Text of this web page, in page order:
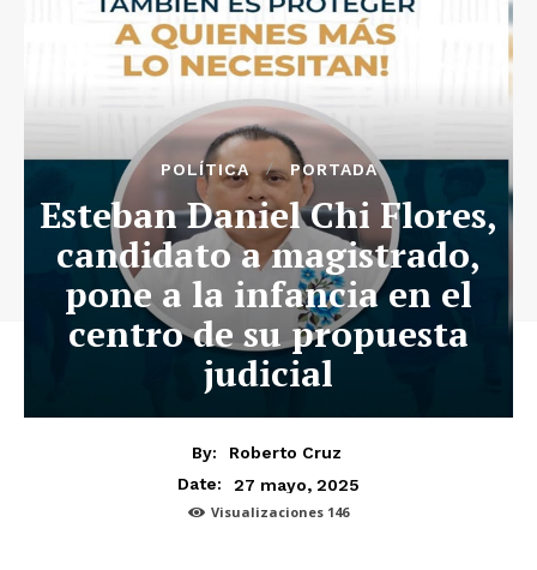
POLÍTICA PORTADA
Esteban Daniel Chi Flores,
candidato a magistrado,
pone a la infancia en el
centro de su propuesta
judicial
By:
Roberto Cruz
Date:
27 mayo, 2025
Visualizaciones 146